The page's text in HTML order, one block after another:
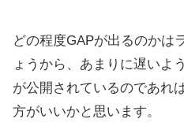
どの程度GAPが出るのかは
ょうから、あまりに遅いよ
が公開されているのであれ
方がいいかと思います。